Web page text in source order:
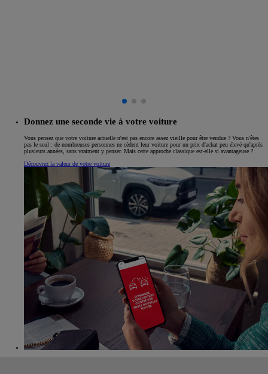
Donnez une seconde vie à votre voiture
Vous pensez que votre voiture actuelle n'est pas encore assez vieille pour être vendue ? Vous n'êtes
pas le seul : de nombreuses personnes ne cèdent leur voiture pour un prix d'achat peu élevé qu'après
plusieurs années, sans vraiment y penser. Mais cette approche classique est-elle si avantageuse ?
Découvrez la valeur de votre voiture